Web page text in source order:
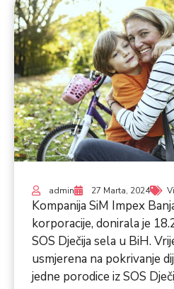
admin 27 Marta, 2024
Kompanija SiM Impex
korporacije, donirala je
SOS Dječija sela u BiH.
usmjerena na pokrivanje
jedne porodice iz SOS